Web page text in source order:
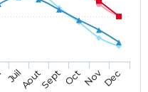
JuilAoutSept OctNovDec